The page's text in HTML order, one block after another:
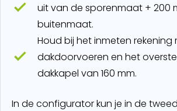
uit van de sporenmaat + 200
buitenmaat.
Houd bij het inmeten
dakdoorvoeren en het
dakkapel van 160 mm.
In de configurator kun je in de